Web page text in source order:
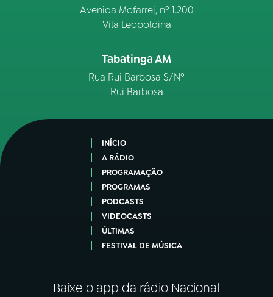
Avenida Mofarrej, nº 1.200
Vila Leopoldina
Tabatinga AM
Rua Rui Barbosa S/Nº
Rui Barbosa
INÍCIO
A RÁDIO
PROGRAMAÇÃO
PROGRAMAS
PODCASTS
VIDEOCASTS
ÚLTIMAS
FESTIVAL DE MÚSICA
Baixe o app da rádio Nacional